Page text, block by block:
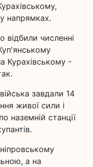
напрямках.
відбили численні
Курахівському -
завдали 14
живої сили і
наземній станції
а на